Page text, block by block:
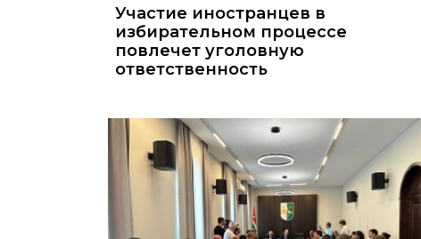
Участие иностранцев в
избирательном процессе
повлечет уголовную
ответственность